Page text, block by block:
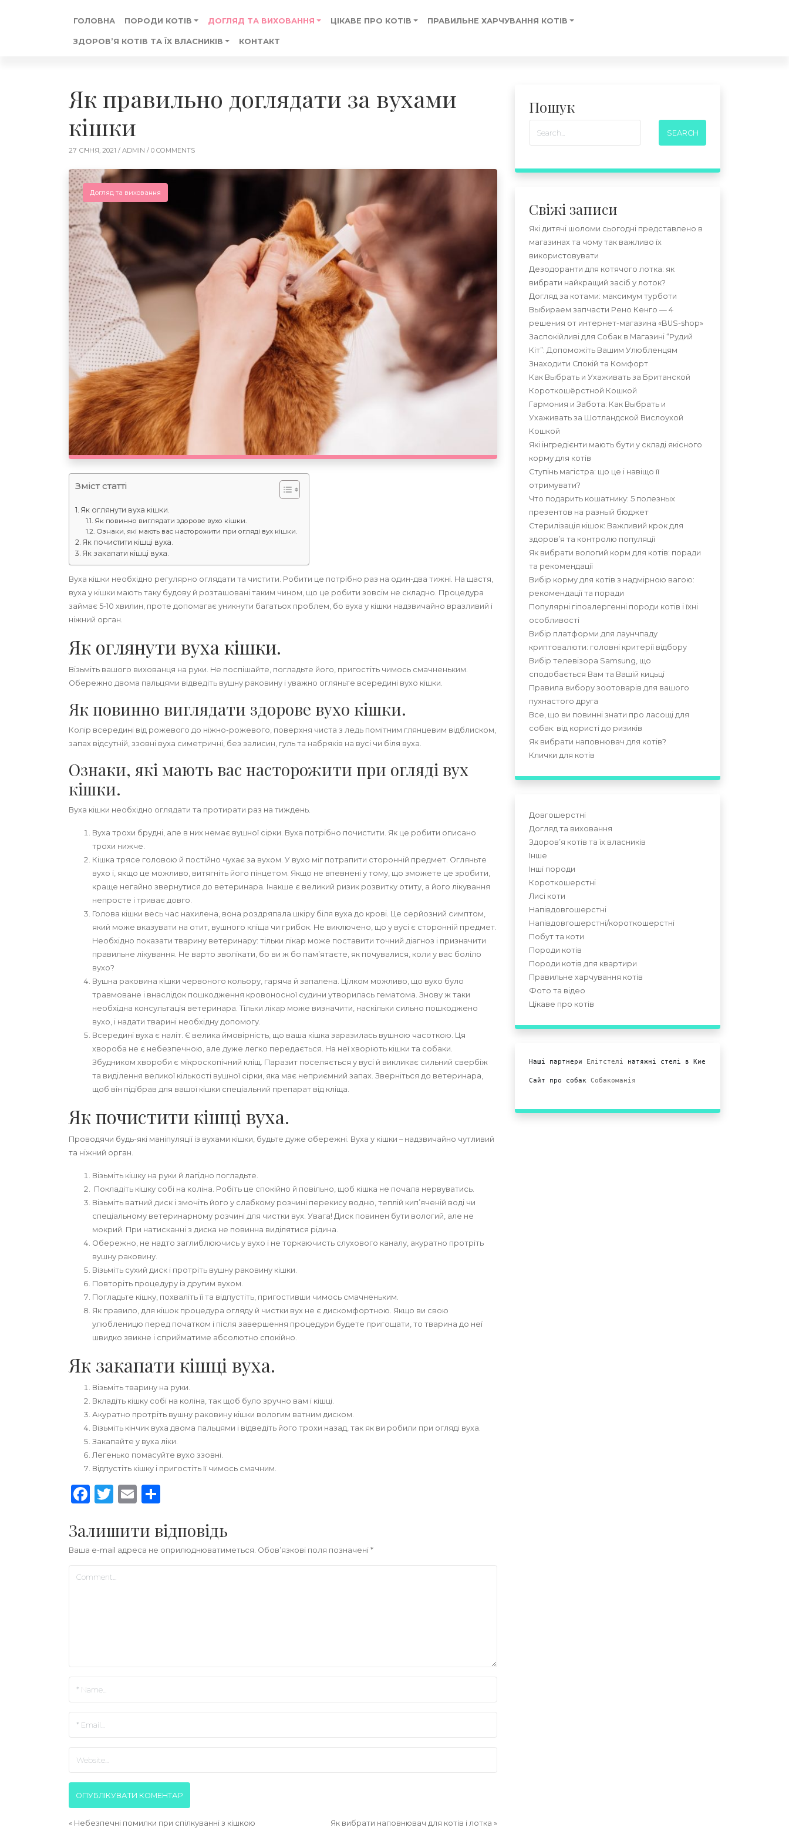
ГОЛОВНА ПОРОДИ КОТІВ ДОГЛЯД ТА ВИХОВАННЯ ЦІКАВЕ ПРО КОТІВ ПРАВИЛЬНЕ ХАРЧУВАННЯ КОТІВ
ЗДОРОВ’Я КОТІВ ТА ЇХ ВЛАСНИКІВ КОНТАКТ
Як правильно доглядати за вухами
кішки
27 СІЧНЯ, 2021 / ADMIN / 0 COMMENTS
Догляд та виховання
Зміст статті
Як оглянути вуха кішки.
Як повинно виглядати здорове вухо кішки.
Ознаки, які мають вас насторожити при огляді вух кішки.
Як почистити кішці вуха.
Як закапати кішці вуха.
Вуха кішки необхідно регулярно оглядати та чистити. Робити це потрібно раз на один-два тижні. На щастя,
вуха у кішки мають таку будову й розташовані таким чином, що це робити зовсім не складно. Процедура
займає 5-10 хвилин, проте допомагає уникнути багатьох проблем, бо вуха у кішки надзвичайно вразливий і
ніжний орган.
Як оглянути вуха кішки.
Візьміть вашого вихованця на руки. Не поспішайте, погладьте його, пригостіть чимось смачненьким.
Обережно двома пальцями відведіть вушну раковину і уважно огляньте всередині вухо кішки.
Як повинно виглядати здорове вухо кішки.
Колір всередині від рожевого до ніжно-рожевого, поверхня чиста з ледь помітним глянцевим відблиском,
запах відсутній, ззовні вуха симетричні, без залисин, гуль та набряків на вусі чи біля вуха.
Ознаки, які мають вас насторожити при огляді вух
кішки.
Вуха кішки необхідно оглядати та протирати раз на тиждень.
Вуха трохи брудні, але в них немає вушної сірки. Вуха потрібно почистити. Як це робити описано
трохи нижче.
Кішка трясе головою й постійно чухає за вухом. У вухо міг потрапити сторонній предмет. Огляньте
вухо і, якщо це можливо, витягніть його пінцетом. Якщо не впевнені у тому, що зможете це зробити,
краще негайно звернутися до ветеринара. Інакше є великий ризик розвитку отиту, а його лікування
непросте і триває довго.
Голова кішки весь час нахилена, вона роздряпала шкіру біля вуха до крові. Це серйозний симптом,
який може вказувати на отит, вушного кліща чи грибок. Не виключено, що у вусі є сторонній предмет.
Необхідно показати тварину ветеринару: тільки лікар може поставити точний діагноз і призначити
правильне лікування. Не варто зволікати, бо ви ж бо пам’ятаєте, як почувалися, коли у вас боліло
вухо?
Вушна раковина кішки червоного кольору, гаряча й запалена. Цілком можливо, що вухо було
травмоване і внаслідок пошкодження кровоносної судини утворилась гематома. Знову ж таки
необхідна консультація ветеринара. Тільки лікар може визначити, наскільки сильно пошкоджено
вухо, і надати тварині необхідну допомогу.
Всередині вуха є наліт. Є велика ймовірність, що ваша кішка заразилась вушною часоткою. Ця
хвороба не є небезпечною, але дуже легко передається. На неї хворіють кішки та собаки.
Збудником хвороби є мікроскопічний кліщ. Паразит поселяється у вусі й викликає сильний свербіж
та виділення великої кількості вушної сірки, яка має неприємний запах. Зверніться до ветеринара,
щоб він підібрав для вашої кішки спеціальний препарат від кліща.
Як почистити кішці вуха.
Проводячи будь-які маніпуляції із вухами кішки, будьте дуже обережні. Вуха у кішки – надзвичайно чутливий
та ніжний орган.
Візьміть кішку на руки й лагідно погладьте.
Покладіть кішку собі на коліна. Робіть це спокійно й повільно, щоб кішка не почала нервуватись.
Візьміть ватний диск і змочіть його у слабкому розчині перекису водню, теплій кип’яченій воді чи
спеціальному ветеринарному розчині для чистки вух. Увага! Диск повинен бути вологий, але не
мокрий. При натисканні з диска не повинна виділятися рідина.
Обережно, не надто заглиблюючись у вухо і не торкаючисть слухового каналу, акуратно протріть
вушну раковину.
Візьміть сухий диск і протріть вушну раковину кішки.
Повторіть процедуру із другим вухом.
Погладьте кішку, похваліть її та відпустіть, пригостивши чимось смачненьким.
Як правило, для кішок процедура огляду й чистки вух не є дискомфортною. Якщо ви свою
улюбленицю перед початком і після завершення процедури будете пригощати, то тварина до неї
швидко звикне і сприйматиме абсолютно спокійно.
Як закапати кішці вуха.
Візьміть тварину на руки.
Вкладіть кішку собі на коліна, так щоб було зручно вам і кішці.
Акуратно протріть вушну раковину кішки вологим ватним диском.
Візьміть кінчик вуха двома пальцями і відведіть його трохи назад, так як ви робили при огляді вуха.
Закапайте у вуха ліки.
Легенько помасуйте вухо ззовні.
Відпустіть кішку і пригостіть її чимось смачним.
Facebook
Twitter
Email
Залишити відповідь
Ваша e-mail адреса не оприлюднюватиметься. Обов’язкові поля позначені *
« Небезпечні помилки при спілкуванні з кішкою Як вибрати наповнювач для котів і лотка »
Пошук
Свіжі записи
Які дитячі шоломи сьогодні представлено в
магазинах та чому так важливо їх
використовувати
Дезодоранти для котячого лотка: як
вибрати найкращий засіб у лоток?
Догляд за котами: максимум турботи
Выбираем запчасти Рено Кенго — 4
решения от интернет-магазина «BUS-shop»
Заспокійливі для Собак в Магазині “Рудий
Кіт”: Допоможіть Вашим Улюбленцям
Знаходити Спокій та Комфорт
Как Выбрать и Ухаживать за Британской
Короткошёрстной Кошкой
Гармония и Забота: Как Выбрать и
Ухаживать за Шотландской Вислоухой
Кошкой
Які інгредієнти мають бути у складі якісного
корму для котів
Ступінь магістра: що це і навіщо її
отримувати?
Что подарить кошатнику: 5 полезных
презентов на разный бюджет
Стерилізація кішок: Важливий крок для
здоров’я та контролю популяції
Як вибрати вологий корм для котів: поради
та рекомендації
Вибір корму для котів з надмірною вагою:
рекомендації та поради
Популярні гіпоалергенні породи котів і їхні
особливості
Вибір платформи для лаунчпаду
криптовалюти: головні критерії відбору
Вибір телевізора Samsung, що
сподобається Вам та Вашій кицьці
Правила вибору зоотоварів для вашого
пухнастого друга
Все, що ви повинні знати про ласощі для
собак: від користі до ризиків
Як вибрати наповнювач для котів?
Клички для котів
Довгошерстні
Догляд та виховання
Здоров’я котів та їх власників
Інше
Інші породи
Короткошерстні
Лисі коти
Напівдовгошерстні
Напівдовгошерстні/короткошерстні
Побут та коти
Породи котів
Породи котів для квартири
Правильне харчування котів
Фото та відео
Цікаве про котів
Наші партнери Елітстелі натяжні стелі в Киеві.
Сайт про собак Собакоманія